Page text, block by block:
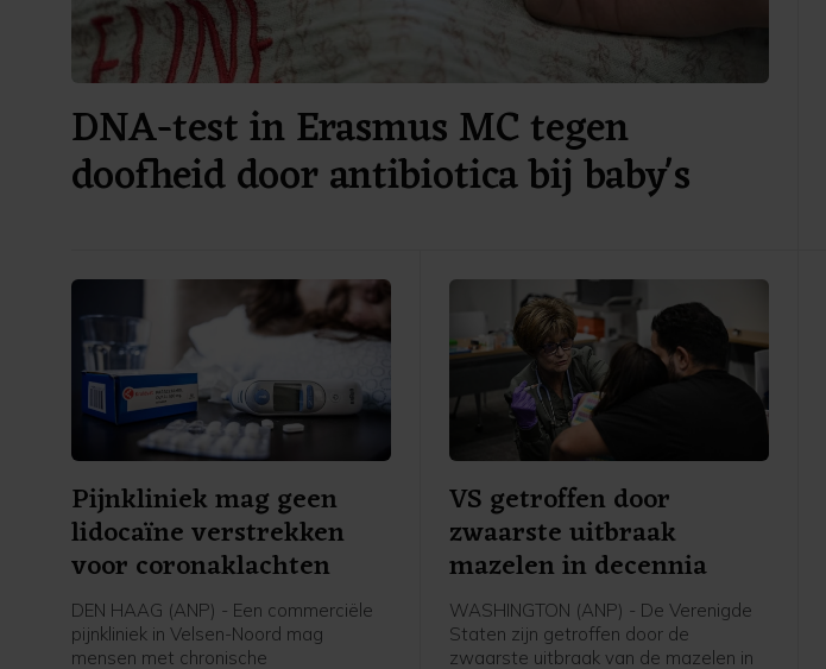
DNA-test in Erasmus MC tegen
doofheid door antibiotica bij baby's
Pijnkliniek mag geen
lidocaïne verstrekken
voor coronaklachten
DEN HAAG (ANP) - Een commerciële
pijnkliniek in Velsen-Noord mag
mensen met chronische
VS getroffen door
zwaarste uitbraak
mazelen in decennia
WASHINGTON (ANP) - De Verenigde
Staten zijn getroffen door de
zwaarste uitbraak van de mazelen in